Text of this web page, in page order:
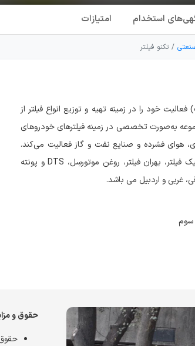
ی استخدام امتیازات
تکنو فیلتر
خود را در زمینه تهیه و توزیع انواع فیلتر از
مجموعه به‌صورت تخصصی در زمینه فیلترهای خودروهای
هوای فشرده و صنایع نفت و گاز فعالیت می‌کند.
این شرکت نماینده اختصاصی یونیک فیلتر، بهران فیلتر، روغن موتورسِل، DTS و پونته
غربی و اردبیل می باشد.
سوم
حقوق و